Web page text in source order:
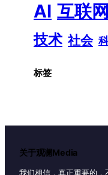
AI 互联网
技术 社会
标签
关于观澜Media
我们相信，真正重要的，